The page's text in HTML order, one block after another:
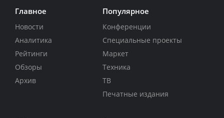
Главное
Новости
Аналитика
Рейтинги
Обзоры
Архив
Популярное
Конференции
Специальные проекты
Маркет
Техника
ТВ
Печатные издания